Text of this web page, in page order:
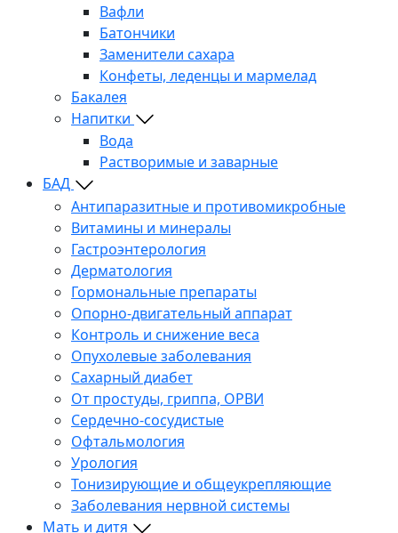
Вафли
Батончики
Заменители сахара
Конфеты, леденцы и мармелад
Бакалея
Напитки
Вода
Растворимые и заварные
БАД
Антипаразитные и противомикробные
Витамины и минералы
Гастроэнтерология
Дерматология
Гормональные препараты
Опорно-двигательный аппарат
Контроль и снижение веса
Опухолевые заболевания
Сахарный диабет
От простуды, гриппа, ОРВИ
Сердечно-сосудистые
Офтальмология
Урология
Тонизирующие и общеукрепляющие
Заболевания нервной системы
Мать и дитя